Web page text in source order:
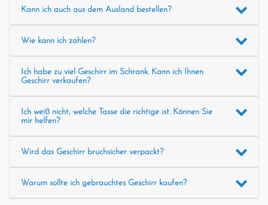
Kann ich auch aus dem Ausland bestellen?
Wie kann ich zahlen?
Ich habe zu viel Geschirr im Schrank. Kann ich Ihnen
Geschirr verkaufen?
Ich weiß nicht, welche Tasse die richtige ist. Können Sie
mir helfen?
Wird das Geschirr bruchsicher verpackt?
Warum sollte ich gebrauchtes Geschirr kaufen?